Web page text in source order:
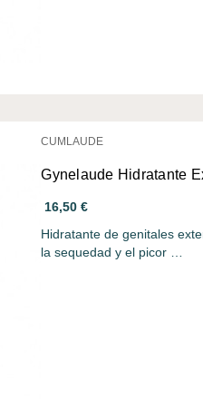
CUMLAUDE
Gynelaude Hidratante
16,50 €
Hidratante de genitales
la sequedad y el picor …